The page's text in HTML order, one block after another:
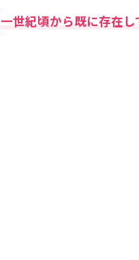
一世紀頃から既に存在